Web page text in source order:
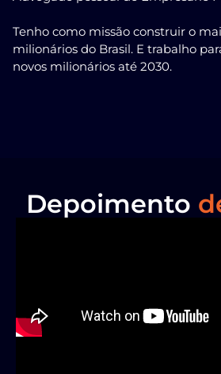
Tenho como missão construir o
milionários do Brasil. E trabalho
novos milionários até 2030.
Depoimento